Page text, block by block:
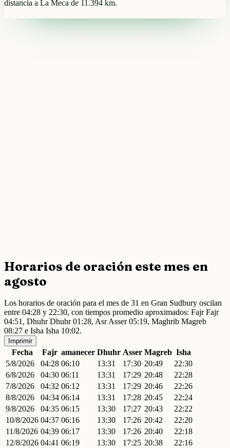
distancia a La Meca de 11.394 km.
Horarios de oración este mes en
agosto
Los horarios de oración para el mes de 31 en Gran Sudbury oscilan
entre 04:28 y 22:30, con tiempos promedio aproximados: Fajr Fajr
04:51, Dhuhr Dhuhr 01:28, Asr Asser 05:19, Maghrib Magreb
08:27 e Isha Isha 10:02.
Imprimir
Fecha Fajr amanecer Dhuhr Asser Magreb Isha
5/8/2026
04:28 06:10 13:31 17:30 20:49
22:30
6/8/2026
04:30 06:11 13:31 17:29 20:48
22:28
7/8/2026
04:32 06:12 13:31 17:29 20:46
22:26
8/8/2026
04:34 06:14 13:31 17:28 20:45
22:24
9/8/2026
04:35 06:15 13:30 17:27 20:43
22:22
10/8/2026 04:37 06:16 13:30 17:26 20:42
22:20
11/8/2026 04:39 06:17 13:30 17:26 20:40
22:18
12/8/2026 04:41 06:19 13:30 17:25 20:38
22:16